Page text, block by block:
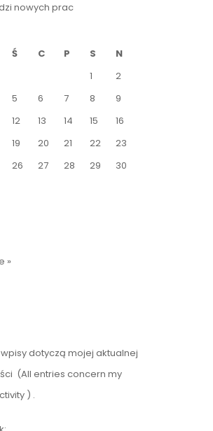
nowych prac
Ś C P S
N
1
2
5 6 7 8
9
12 13 14 15
16
19 20 21 22
23
26 27 28 29
30
»
dotyczą mojej aktualnej
(All entries concern my
) .